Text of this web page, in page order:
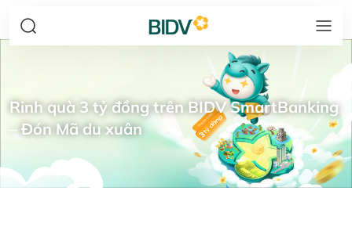
Rinh quà 3 tỷ đồng trên BIDV SmartBanking
– Đón Mã du xuân